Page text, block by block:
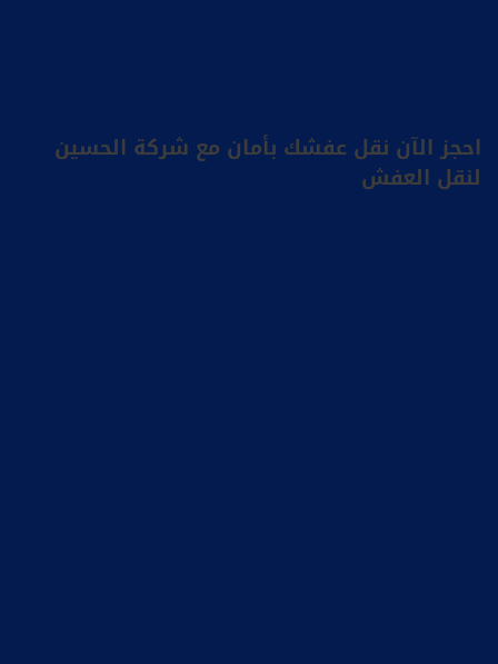
احجز الآن نقل عفشك بأمان مع شركة الحسين
لنقل العفش